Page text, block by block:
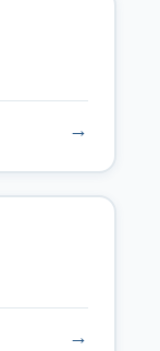
→
→